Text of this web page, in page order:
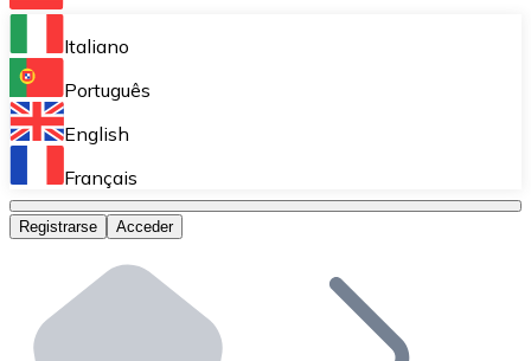
Bitnovo Ramp
Integra nuestra solución en tu plataforma.
Bitnovo Giftcards
Bitnovo OTC
Bitnovo ATM
Integra un ATM Bitnovo en tu negocio y permite que
Italiano
Português
English
Français
Registrarse Acceder